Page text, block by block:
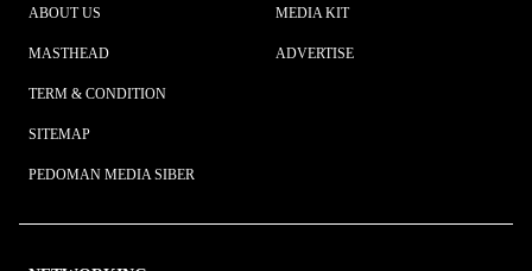
ABOUT US
MASTHEAD
TERM & CONDITION
SITEMAP
PEDOMAN MEDIA SIBER
MEDIA KIT
ADVERTISE